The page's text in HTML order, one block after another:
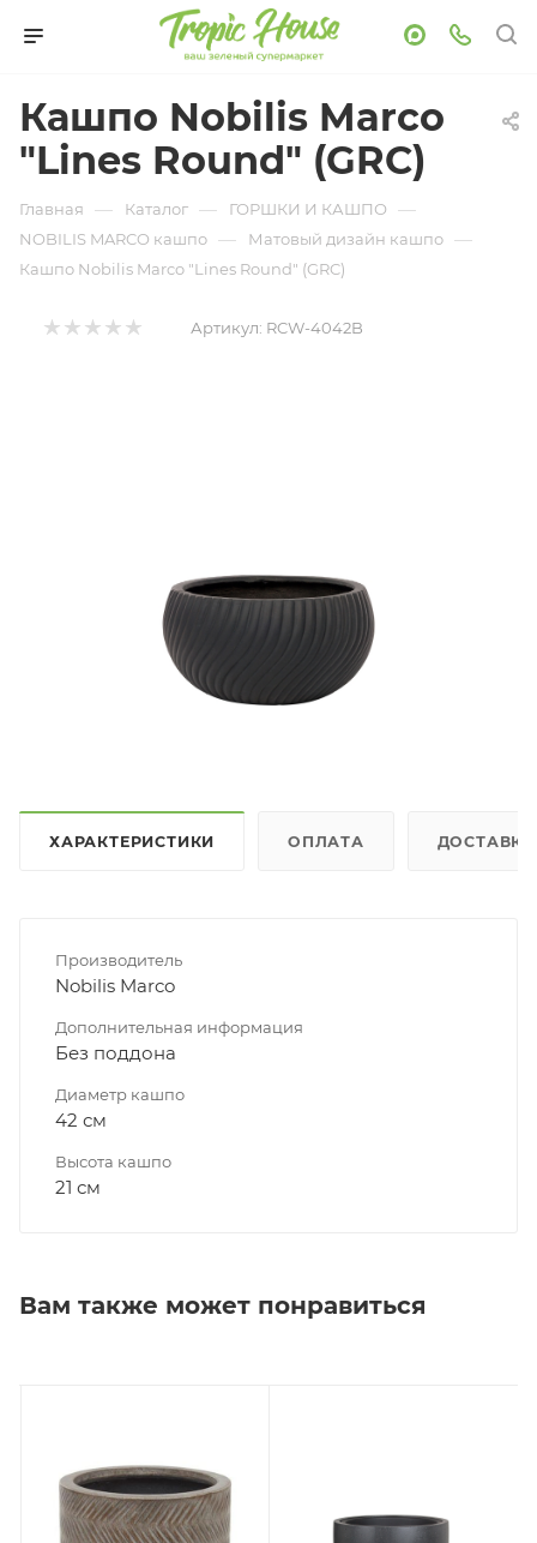
Кашпо Nobilis Marco
"Lines Round" (GRC)
Главная — Каталог — ГОРШКИ И КАШПО —
NOBILIS MARCO кашпо — Матовый дизайн кашпо —
Кашпо Nobilis Marco "Lines Round" (GRC)
Артикул: RCW-4042B
ХАРАКТЕРИСТИКИ ОПЛАТА ДОСТАВКА
Производитель
Nobilis Marco
Дополнительная информация
Без поддона
Диаметр кашпо
42 см
Высота кашпо
21 см
Вам также может понравиться